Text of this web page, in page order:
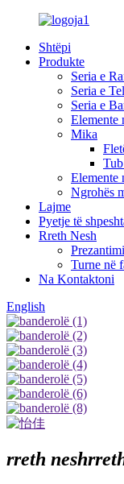
Shtëpi
Produkte
Seria e
Seria e
Seria e
Elemente
Mika
Elemente
Ngrohës
Lajme
Pyetje të
Rreth Nesh
Turne në
Na Kontaktoni
English
rreth nesh